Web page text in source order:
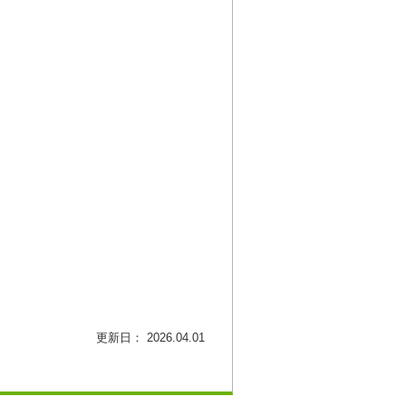
更新日： 2026.04.01